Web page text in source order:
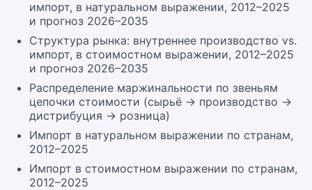
импорт, в натуральном выражении, 2012–2025
и прогноз 2026–2035
Структура рынка: внутреннее производство vs.
импорт, в стоимостном выражении, 2012–2025
и прогноз 2026–2035
Распределение маржинальности по звеньям
цепочки стоимости (сырьё → производство →
дистрибуция → розница)
Импорт в натуральном выражении по странам,
2012–2025
Импорт в стоимостном выражении по странам,
2012–2025